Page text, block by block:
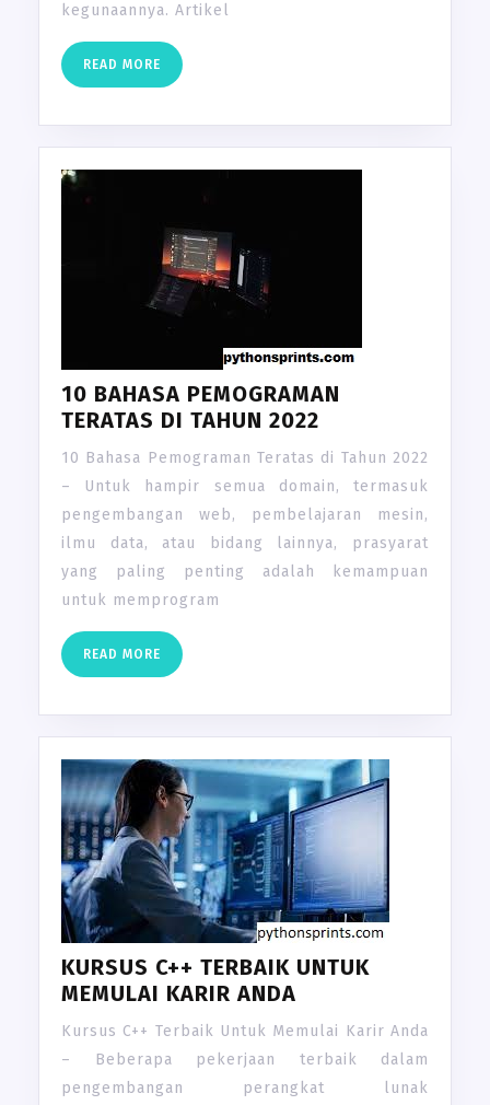
kegunaannya. Artikel
READ MORE READ
MORE
10 BAHASA PEMOGRAMAN
TERATAS DI TAHUN 2022
10 Bahasa Pemograman Teratas di Tahun 2022
– Untuk hampir semua domain, termasuk
pengembangan web, pembelajaran mesin,
ilmu data, atau bidang lainnya, prasyarat
yang paling penting adalah kemampuan
untuk memprogram
READ MORE READ
MORE
KURSUS C++ TERBAIK UNTUK
MEMULAI KARIR ANDA
Kursus C++ Terbaik Untuk Memulai Karir Anda
– Beberapa pekerjaan terbaik dalam
pengembangan perangkat lunak